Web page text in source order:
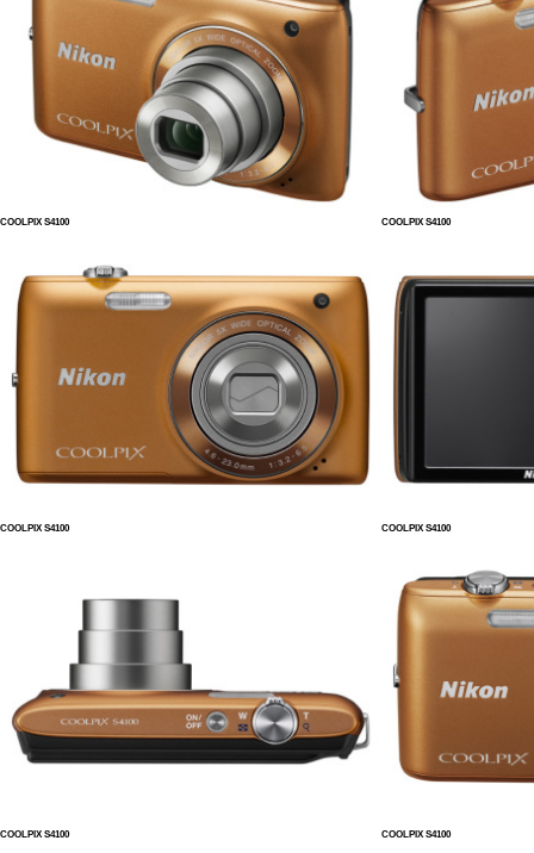
COOLPIX S4100 COOLPIX S4100
COOLPIX S4100 COOLPIX S4100
COOLPIX S4100 COOLPIX S4100